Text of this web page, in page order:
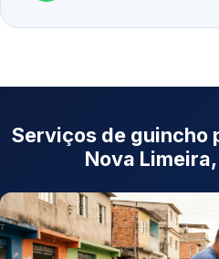
Serviços de guincho
Nova Limeira,